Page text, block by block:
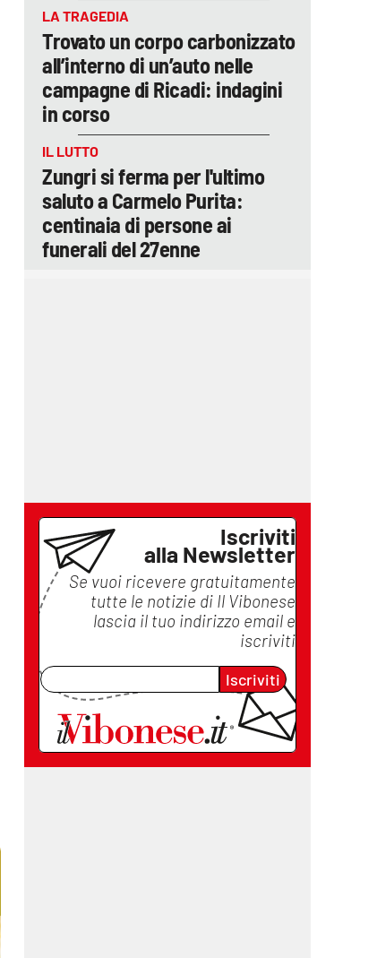
LA TRAGEDIA
Trovato un corpo carbonizzato
all’interno di un’auto nelle
campagne di Ricadi: indagini
in corso
IL LUTTO
Zungri si ferma per l'ultimo
saluto a Carmelo Purita:
centinaia di persone ai
funerali del 27enne
Iscriviti
alla Newsletter
Se vuoi ricevere gratuitamente
tutte le notizie di Il Vibonese
lascia il tuo indirizzo email e
iscriviti
Iscriviti